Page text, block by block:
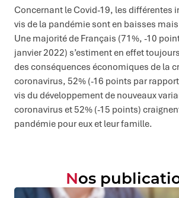
Concernant le Covid-19, les différentes
vis de la pandémie sont en baisses
Une majorité de Français (71%, -10
janvier 2022) s’estiment en effet
des conséquences économiques de la
coronavirus, 52% (-16 points par
vis du développement de nouveaux
coronavirus et 52% (-15 points)
pandémie pour eux et leur famille.
Nos